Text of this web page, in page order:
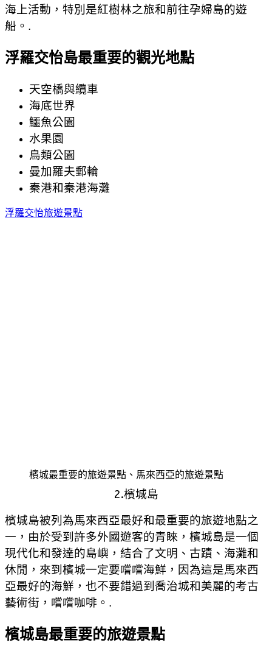
海上活動，特別是紅樹林之旅和前往孕婦島的遊
船。.
浮羅交怡島最重要的觀光地點
天空橋與纜車
海底世界
鱷魚公園
水果園
鳥類公園
曼加羅夫郵輪
秦港和秦港海灘
浮羅交怡旅遊景點
檳城最重要的旅遊景點、馬來西亞的旅遊景點
2.檳城島
檳城島被列為馬來西亞最好和最重要的旅遊地點之
一，由於受到許多外國遊客的青睞，檳城島是一個
現代化和發達的島嶼，結合了文明、古蹟、海灘和
休閒，來到檳城一定要嚐嚐海鮮，因為這是馬來西
亞最好的海鮮，也不要錯過到喬治城和美麗的考古
藝術街，嚐嚐咖啡。.
檳城島最重要的旅遊景點